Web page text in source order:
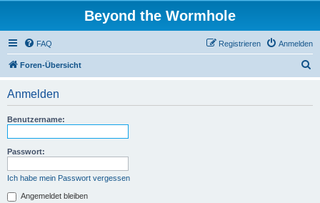
Beyond the Wormhole
FAQ Anmelden
Registrieren
Foren-Übersicht
Anmelden
Benutzername:
Passwort:
Ich habe mein Passwort vergessen
Angemeldet bleiben